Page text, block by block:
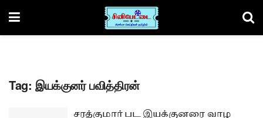
Tag: இயக்குனர் பவித்திரன்
சரத்குமார் பட இயக்குனரை வாழ